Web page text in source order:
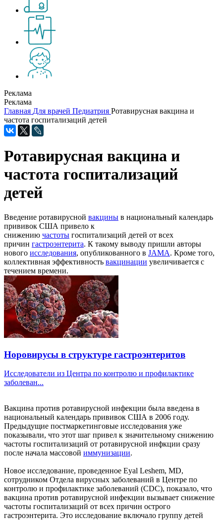
Реклама
Реклама
Главная Для врачей Педиатрия Ротавирусная вакцина и
частота госпитализаций детей
Ротавирусная вакцина и
частота госпитализаций
детей
Введение ротавирусной вакцины в национальный календарь
прививок США привело к
снижению частоты госпитализаций детей от всех
причин гастроэнтерита. К такому выводу пришли авторы
нового исследования, опубликованного в JAMA. Кроме того,
коллективная эффективность вакцинации увеличивается с
течением времени.
Норовирусы в структуре гастроэнтеритов
Исследователи из Центра по контролю и профилактике
заболеван...
Вакцина против ротавирусной инфекции была введена в
национальный календарь прививок США в 2006 году.
Предыдущие постмаркетинговые исследования уже
показывали, что этот шаг привел к значительному снижению
частоты госпитализаций от ротавирусной инфкции сразу
после начала массовой иммунизации.
Новое исследование, проведенное Eyal Leshem, MD,
сотрудником Отдела вирусных заболеваний в Центре по
контролю и профилактике заболеваний (CDC), показало, что
вакцина против ротавирусной инфекции вызывает снижение
частоты госпитализаций от всех причин острого
гастроэнтерита. Это исследование включало группу детей